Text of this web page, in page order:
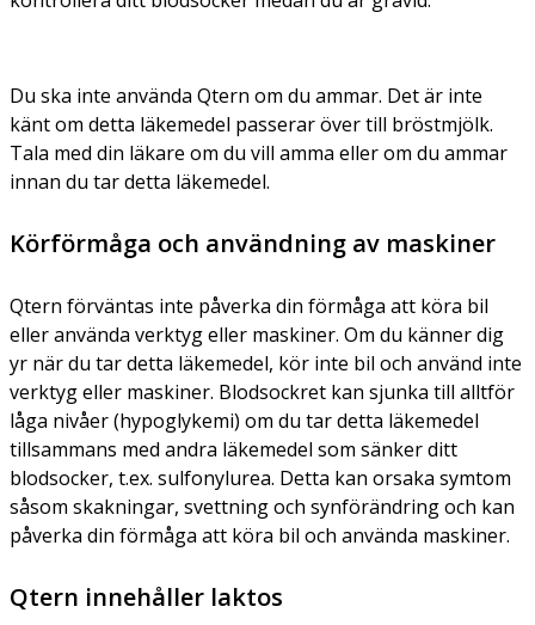
Du ska inte använda Qtern om du ammar. Det är inte
känt om detta läkemedel passerar över till bröstmjölk.
Tala med din läkare om du vill amma eller om du ammar
innan du tar detta läkemedel.
Körförmåga och användning av maskiner
Qtern förväntas inte påverka din förmåga att köra bil
eller använda verktyg eller maskiner. Om du känner dig
yr när du tar detta läkemedel, kör inte bil och använd inte
verktyg eller maskiner. Blodsockret kan sjunka till alltför
låga nivåer (hypoglykemi) om du tar detta läkemedel
tillsammans med andra läkemedel som sänker ditt
blodsocker, t.ex. sulfonylurea. Detta kan orsaka symtom
såsom skakningar, svettning och synförändring och kan
påverka din förmåga att köra bil och använda maskiner.
Qtern innehåller laktos